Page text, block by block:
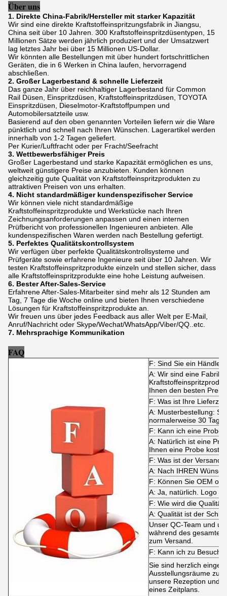
Über uns
1. Direkte China-Fabrik/Hersteller mit starker Kapazität
Wir sind eine direkte Kraftstoffeinspritzungsfabrik in Jiangsu,
China seit über 10 Jahren. 300 Kraftstoffeinspritzdüsentypen, 15
Millionen Sätze werden jährlich produziert und der Umsatzwert
lag letztes Jahr bei über 15 Millionen US-Dollar.
Wir könnten alle Bestellungen mit über hundert fortschrittlichen
Geräten, die in 6 Werken in China laufen, hervorragend
abschließen.
2. Großer Lagerbestand & schnelle Lieferzeit
Das ganze Jahr über reichhaltiger Lagerbestand für Common
Rail Düsen, Einspritzdüsen, Kraftstoffeinspritzdüsen, TOYOTA
Einspritzdüsen, Dieselmotor-Kraftstoffpumpen und
Automobilersatzteile usw.
Basierend auf den oben genannten Vorteilen liefern wir die Ware
pünktlich und schnell nach Ihren Wünschen. Lagerartikel werden
innerhalb von 1-2 Tagen geliefert.
Per Kurier/Luftfracht oder per Fracht/Seefracht
3. Wettbewerbsfähiger Preis
Großer Lagerbestand und starke Kapazität ermöglichen es uns,
weltweit günstigere Preise anzubieten. Kunden können
gleichzeitig gute Qualität von Kraftstoffeinspritzprodukten zu
attraktiven Preisen von uns erhalten.
4. Nicht standardmäßiger kundenspezifischer Service
Wir können viele nicht standardmäßige
Kraftstoffeinspritzprodukte und Werkstücke nach Ihren
Zeichnungsanforderungen anpassen und einen internen
Prüfbericht von professionellen Ingenieuren anbieten. Alle
kundenspezifischen Waren werden nach Bestellung gefertigt.
5. Perfektes Qualitätskontrollsystem
Wir verfügen über perfekte Qualitätskontrollsysteme und
Prüfgeräte sowie erfahrene Ingenieure seit über 10 Jahren. Wir
testen Kraftstoffeinspritzprodukte einzeln und stellen sicher, dass
alle Kraftstoffeinspritzprodukte eine hohe Leistung aufweisen.
6. Bester After-Sales-Service
Erfahrene After-Sales-Mitarbeiter sind mehr als 12 Stunden am
Tag, 7 Tage die Woche online und bieten Ihnen verschiedene
Lösungen für Kraftstoffeinspritzprodukte an.
Wir freuen uns über jedes Feedback aus aller Welt per E-Mail,
Anruf/Nachricht oder Skype/Wechat/WhatsApp/Viber/QQ..etc.
7. Mehrsprachige Kommunikation
FAQ
F: Sind Sie ein Händler
A: Wir sind eine Fabrik,
Ihnen den besten Preis
F: Was ist Ihre
A: Musterbestellung:
normalerweise 30 Tage.
F: Kann ich eine Probe
A: Natürlich ist eine
Ihnen eine Probe
F: Was ist der
A: Nach IHREN
F: Können Sie OEM
A: Ja, natürlich. Logo
F: Wie wird die Qualität
A: Qualität ist der
Unser QC-Team und
während des
zum Versand.
F: Kann ich zu Besuch
Sie sind herzlich
Ausstellungsräume zu
unsere Rezeption und
eines Zeitplans.